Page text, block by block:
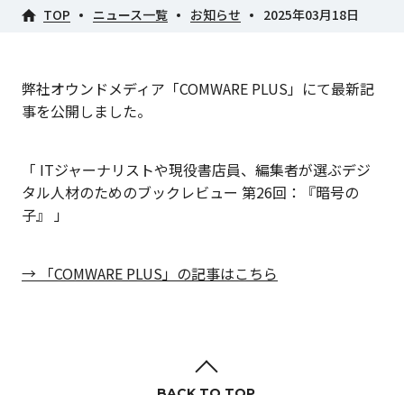
TOP ニュース一覧 お知らせ 2025年03月18日
弊社オウンドメディア「COMWARE PLUS」にて最新記
事を公開しました。
「 ITジャーナリストや現役書店員、編集者が選ぶデジ
タル人材のためのブックレビュー 第26回：『暗号の
子』 」
→ 「COMWARE PLUS」の記事はこちら